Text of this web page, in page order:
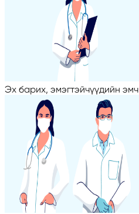
Эх барих, эмэгтэйчүүдийн эмч